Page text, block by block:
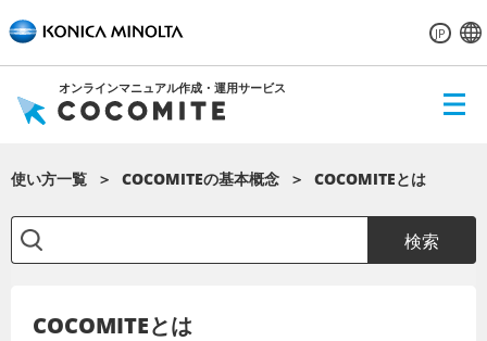
JP
オンラインマニュアル作成・運用サービス
ME
使い方一覧 COCOMITEの基本概念 COCOMITEとは
検索
COCOMITEとは